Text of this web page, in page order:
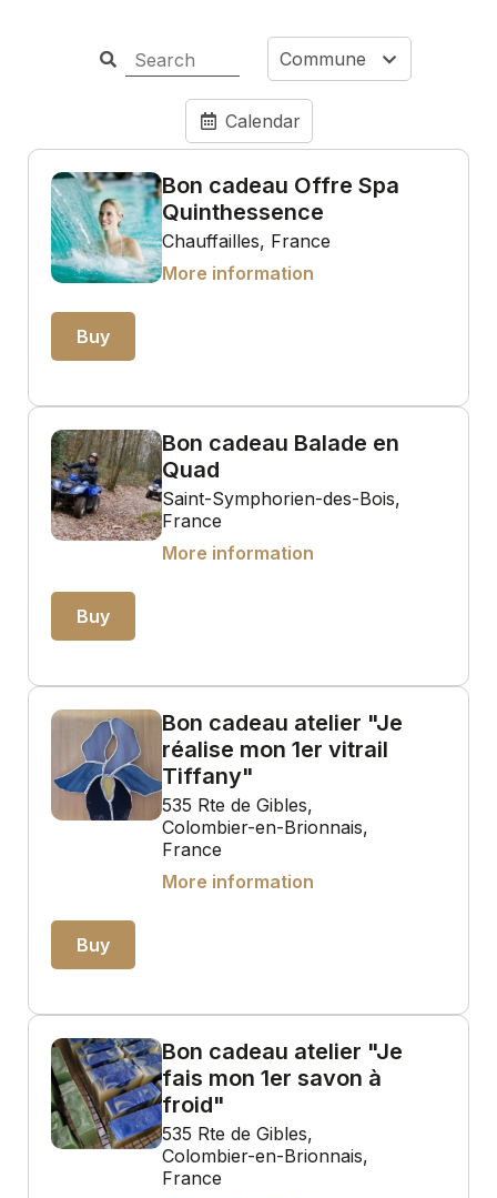
Commune
Calendar
Bon cadeau Offre Spa
Quinthessence
Chauffailles, France
More information
Buy
Bon cadeau Balade en
Quad
Saint-Symphorien-des-Bois,
France
More information
Buy
Bon cadeau atelier "Je
réalise mon 1er vitrail
Tiffany"
535 Rte de Gibles,
Colombier-en-Brionnais,
France
More information
Buy
Bon cadeau atelier "Je
fais mon 1er savon à
froid"
535 Rte de Gibles,
Colombier-en-Brionnais,
France